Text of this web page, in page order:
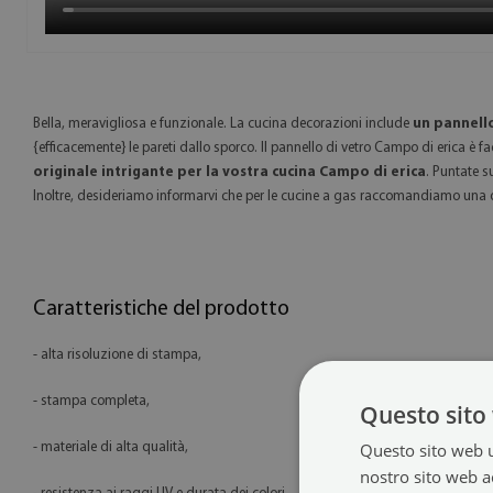
Bella, meravigliosa e funzionale. La cucina decorazioni include un
{efficacemente} le pareti dallo sporco. Il pannello di vetro Campo di erica è
originale intrigante per la vostra cucina Campo di erica. Puntate
Inoltre, desideriamo informarvi che per le cucine a gas raccomandiamo
Caratteristiche del prodotto
- alta risoluzione di stampa,
- stampa completa,
- materiale di alta qualità,
Questo
Questo sito web
nostro sito web